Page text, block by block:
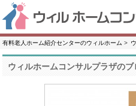
有料老人ホーム紹介センターのウィルホーム
ウィルホームコンサルプラザのブ